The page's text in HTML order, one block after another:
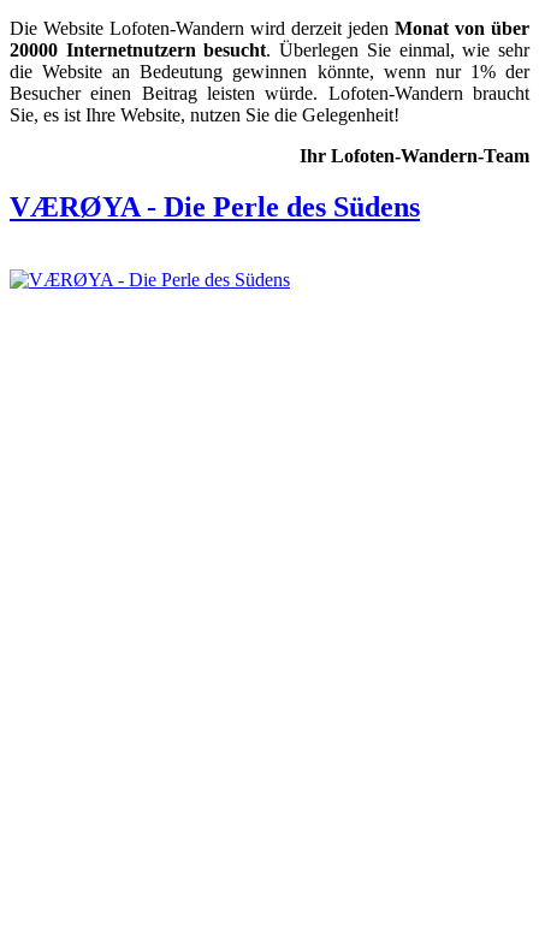
Die Website Lofoten-Wandern wird derzeit jeden Monat von über
20000 Internetnutzern besucht. Überlegen Sie einmal, wie sehr
die Website an Bedeutung gewinnen könnte, wenn nur 1% der
Besucher einen Beitrag leisten würde. Lofoten-Wandern braucht
Sie, es ist Ihre Website, nutzen Sie die Gelegenheit!
Ihr Lofoten-Wandern-Team
VÆRØYA - Die Perle des Südens